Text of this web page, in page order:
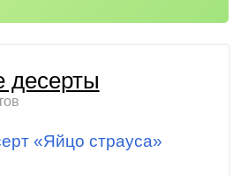
десерты
«Яйцо страуса»